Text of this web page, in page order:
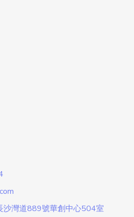
沙灣道889號華創中心504室